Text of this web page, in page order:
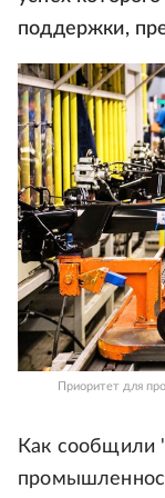
поддержки,
Приоритет для
Как сообщили